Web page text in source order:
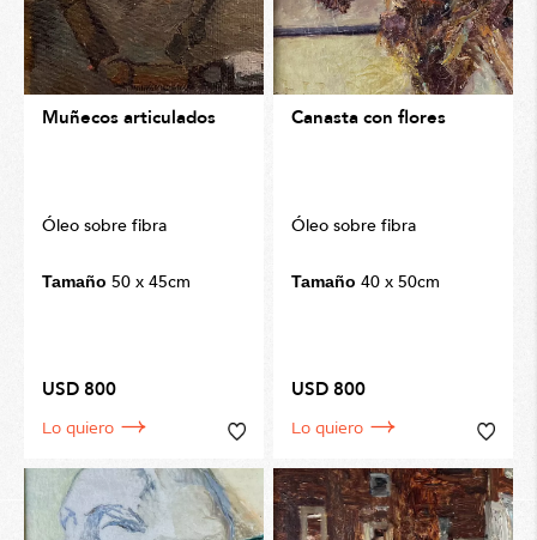
Muñecos articulados
Óleo sobre fibra
Tamaño 50 x 45cm
USD 800
Lo quiero
Canasta con flores
Óleo sobre fibra
Tamaño40 x 50cm
USD 800
Lo quiero